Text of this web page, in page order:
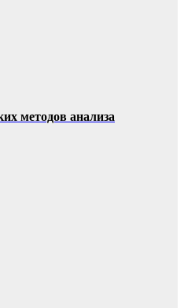
методов анализа